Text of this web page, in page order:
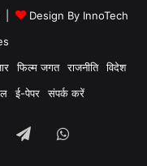
| Design By InnoTech
फिल्म जगत राजनीति
विदेश
ई-पेपर संपर्क करें
TelegramWhatsApp